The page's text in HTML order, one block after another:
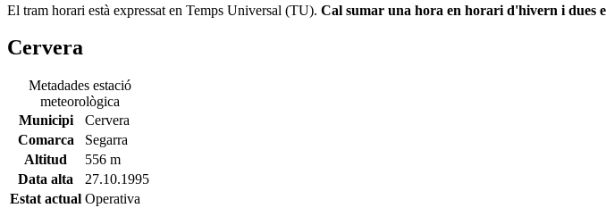
El tram horari està expressat en Temps Universal (TU). Cal sumar una hora en horari d'hivern i dues
Cervera
Metadades estació
meteorològica
Municipi
Cervera
Comarca
Segarra
Altitud
556 m
Data alta
27.10.1995
Estat actual Operativa